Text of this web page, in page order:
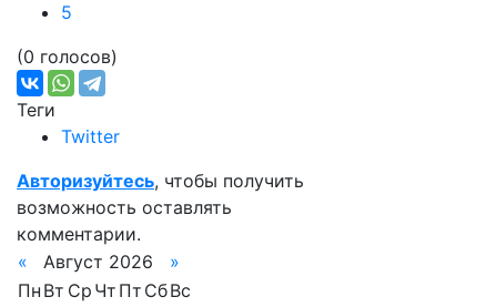
5
(0 голосов)
Теги
Twitter
Авторизуйтесь, чтобы получить
возможность оставлять
комментарии.
«
Август 2026
»
Пн Вт Ср Чт Пт СбВс